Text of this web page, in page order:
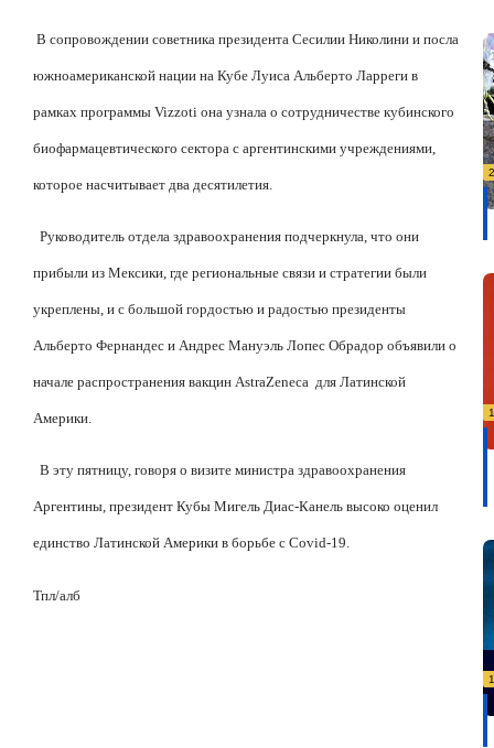
В сопровождении советника президента Сесилии Николини и посла
южноамериканской нации на Кубе Луиса Альберто Ларреги в
рамках программы Vizzoti она узнала о сотрудничестве кубинского
биофармацевтического сектора с аргентинскими учреждениями,
которое насчитывает два десятилетия.
Руководитель отдела здравоохранения подчеркнула, что они
прибыли из Мексики, где региональные связи и стратегии были
укреплены, и с большой гордостью и радостью президенты
Альберто Фернандес и Андрес Мануэль Лопес Обрадор объявили о
начале распространения вакцин AstraZeneca для Латинской
Америки.
В эту пятницу, говоря о визите министра здравоохранения
Аргентины, президент Кубы Мигель Диас-Канель высоко оценил
единство Латинской Америки в борьбе с Covid-19.
Тпл/алб